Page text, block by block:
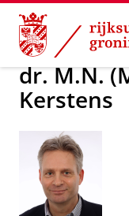
Skip
Content
Skip
Navigation
Over ons
dr. M.N.
Kerstens